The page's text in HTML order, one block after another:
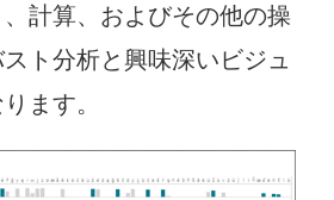
計算、およびその他の操
ト分析と興味深いビジュ
ます。